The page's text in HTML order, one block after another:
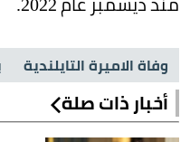
وفاة الاميرة التايلندية
أخبار ذات صلة